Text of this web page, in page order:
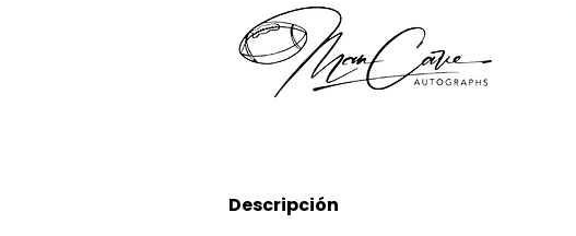
Descripción